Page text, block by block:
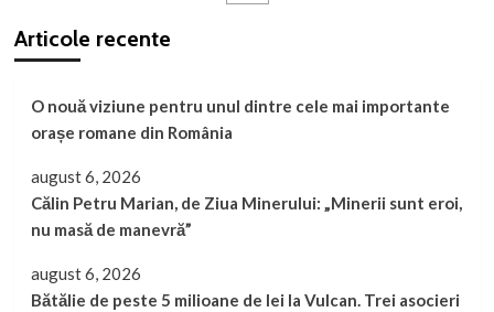
două,
Articole recente
O nouă viziune pentru unul dintre cele mai importante
orașe romane din România
august 6, 2026
Călin Petru Marian, de Ziua Minerului: „Minerii sunt eroi,
nu masă de manevră”
august 6, 2026
Bătălie de peste 5 milioane de lei la Vulcan. Trei asocieri